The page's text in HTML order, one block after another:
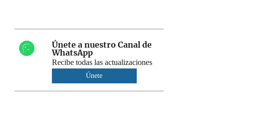
Únete a nuestro Canal de
WhatsApp
Recibe todas las actualizaciones
Únete